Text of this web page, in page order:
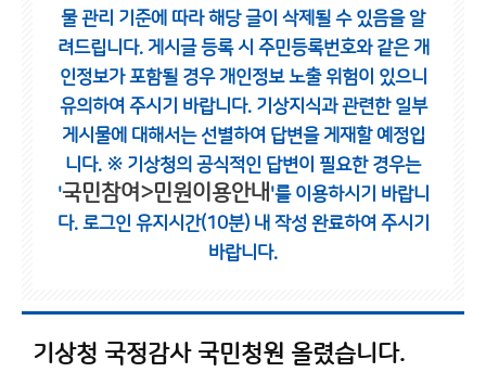
물 관리 기준에 따라 해당 글이 삭제될 수 있음을 알
려드립니다. 게시글 등록 시 주민등록번호와 같은 개
인정보가 포함될 경우 개인정보 노출 위험이 있으니
유의하여 주시기 바랍니다. 기상지식과 관련한 일부
게시물에 대해서는 선별하여 답변을 게재할 예정입
니다. ※ 기상청의 공식적인 답변이 필요한 경우는
'국민참여>민원이용안내 '를 이용하시기 바랍니
다. 로그인 유지시간(10분) 내 작성 완료하여 주시기
바랍니다.
기상청 국정감사 국민청원 올렸습니다.